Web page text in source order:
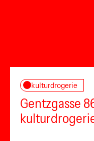
kulturdrogerie
Gentzgasse